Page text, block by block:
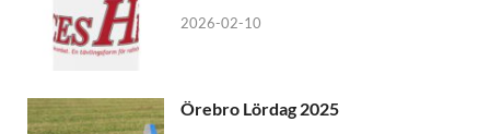
2026-02-10
Örebro Lördag 2025